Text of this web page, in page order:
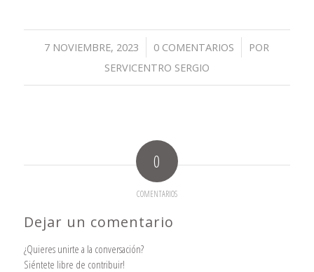
7 NOVIEMBRE, 2023
/ 0 COMENTARIOS
/
POR
SERVICENTRO SERGIO
0
COMENTARIOS
Dejar un comentario
¿Quieres unirte a la conversación?
Siéntete libre de contribuir!